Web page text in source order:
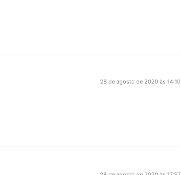
28 de agosto de 2020 às 14:10